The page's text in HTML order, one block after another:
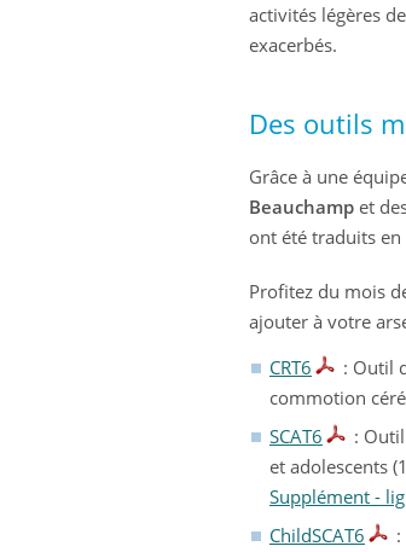
activités légères
exacerbés.
Des outils
Grâce à une
Beauchamp et
ont été traduits
Profitez du mois
ajouter à votre
CRT6
: Outil
commotion
SCAT6
:
et adolescents
Supplément -
ChildSCAT6